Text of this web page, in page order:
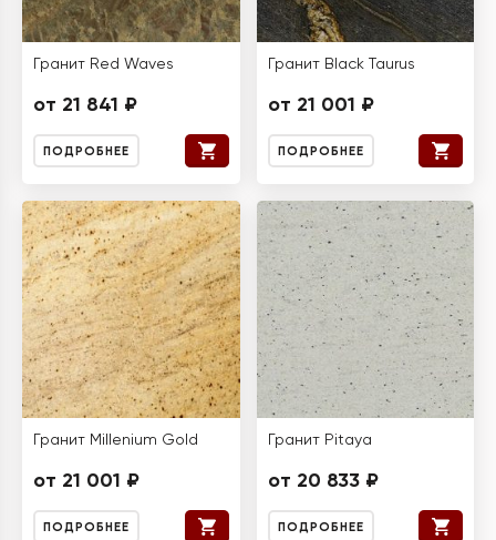
Гранит Red Waves
от 21 841 ₽
ПОДРОБНЕЕ
Гранит Black Taurus
от 21 001 ₽
ПОДРОБНЕЕ
Гранит Millenium Gold
от 21 001 ₽
ПОДРОБНЕЕ
Гранит Pitaya
от 20 833 ₽
ПОДРОБНЕЕ